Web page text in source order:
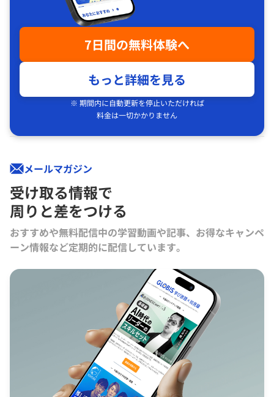
7日間の無料体験へ
もっと詳細を見る
※ 期間内に自動更新を停止いただければ
料金は一切かかりません
メールマガジン
受け取る情報で
周りと差をつける
おすすめや無料配信中の学習動画や記事、お得なキャンペ
ーン情報など定期的に配信しています。